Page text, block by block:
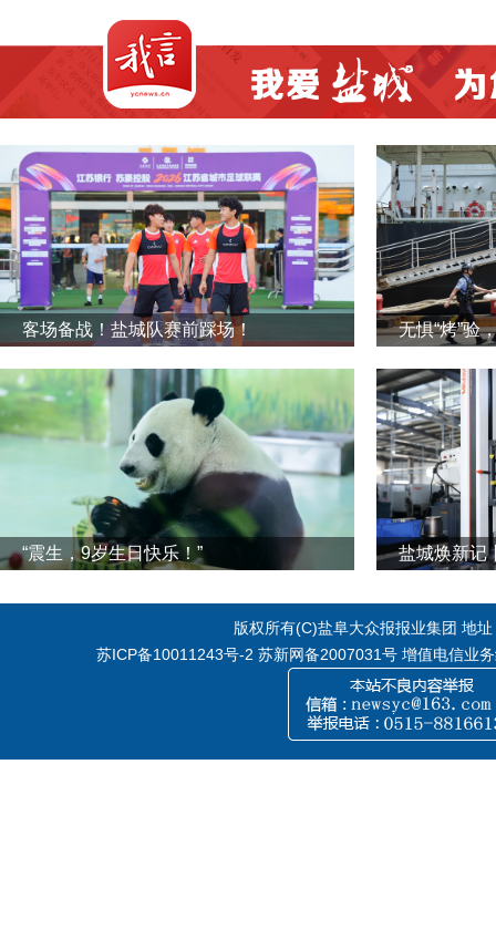
客场备战！盐城队赛前踩场！ 无惧“烤”验
“震生，9岁生日快乐！”
版权所有(C)盐阜大众报报业集团 地
苏ICP备10011243号-2 苏新网备2007031号 增值电信业